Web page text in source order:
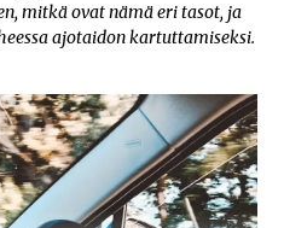
mitkä ovat nämä eri tasot, ja
ajotaidon kartuttamiseksi.